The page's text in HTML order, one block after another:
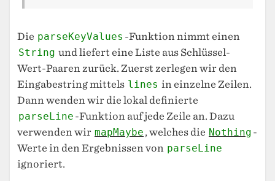
Die parseKeyValues -Funktion nimmt einen
String und liefert eine Liste aus Schlüssel-
Wert-Paaren zurück. Zuerst zerlegen wir den
Eingabestring mittels lines in einzelne Zeilen.
Dann wenden wir die lokal definierte
parseLine -Funktion auf jede Zeile an. Dazu
verwenden wir mapMaybe , welches die Nothing -
Werte in den Ergebnissen von parseLine
ignoriert.